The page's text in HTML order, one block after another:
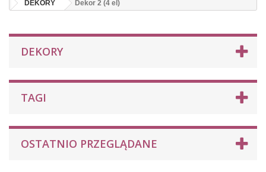
DEKORY
Dekor 2 (4 el)
DEKORY
TAGI
OSTATNIO PRZEGLĄDANE